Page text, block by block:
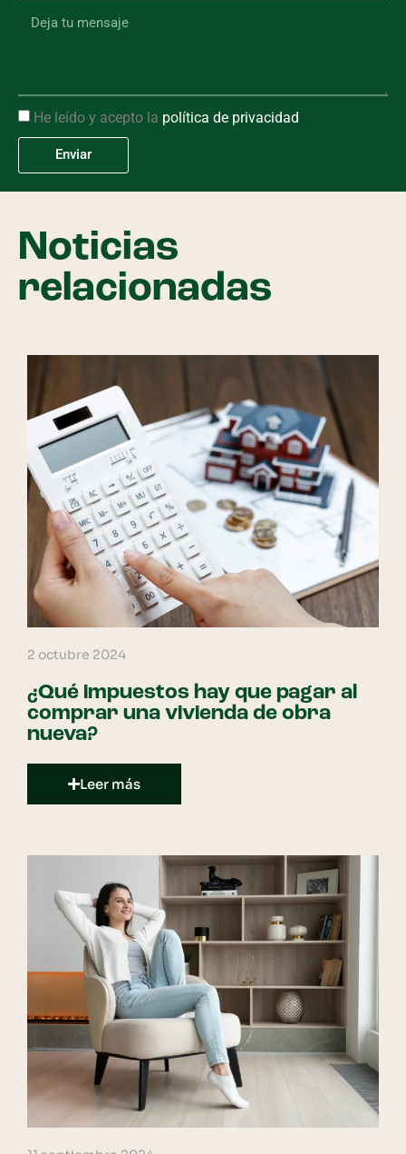
He leído y acepto la política de privacidad
Enviar
Noticias
relacionadas
2 octubre 2024
¿Qué impuestos hay que pagar al
comprar una vivienda de obra
nueva?
Leer más